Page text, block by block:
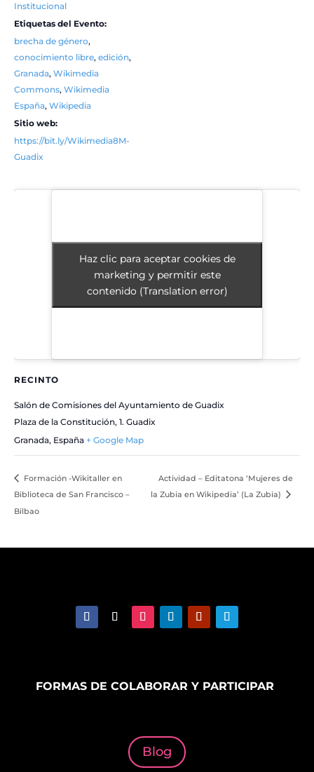
Institucional
Etiquetas del Evento:
brecha de género,
conocimiento libre, edición,
Granada, Wikimedia
Commons, Wikimedia
España, Wikipedia
Sitio web:
https://bit.ly/Wikimedia8M-
Guadix
RECINTO
Salón de Comisiones del Ayuntamiento de Guadix
Plaza de la Constitución, 1. Guadix
Granada, España + Google Map
Haz clic para aceptar cookies de
marketing y permitir este
contenido (Translation error)
Haz clic para aceptar cookies de
marketing y permitir este
contenido (Translation error)
Formación -Wikitaller en
Biblioteca de San Francisco –
Bilbao
Actividad – Editatona ‘Mujeres de
la Zubia en Wikipedia’ (La Zubia)
FORMAS DE COLABORAR Y PARTICIPAR
Blog